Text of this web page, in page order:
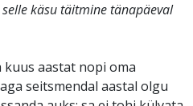
käsu täitmine tänapäeval
kuus aastat nopi oma
seitsmendal aastal olgu